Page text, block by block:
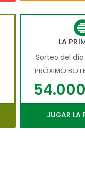
LA
Sorteo del
PRÓXIMO
JUGAR LA